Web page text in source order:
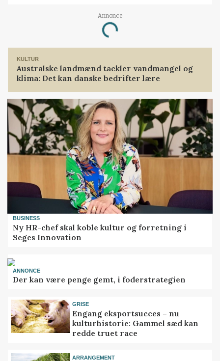
Annonce
Loading...
KULTUR
Australske landmænd tackler vandmangel og
klima: Det kan danske bedrifter lære
BUSINESS
Ny HR-chef skal koble kultur og forretning i
Seges Innovation
ANNONCE
Der kan være penge gemt, i foderstrategien
GRISE
Engang eksportsucces – nu
kulturhistorie: Gammel sæd kan
redde truet race
ARRANGEMENT